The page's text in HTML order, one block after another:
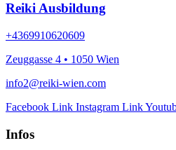
Reiki Ausbildung
+4369910620609
Zeuggasse 4 • 1050 Wien
info2@reiki-wien.com
Facebook Link Instagram Link
Infos